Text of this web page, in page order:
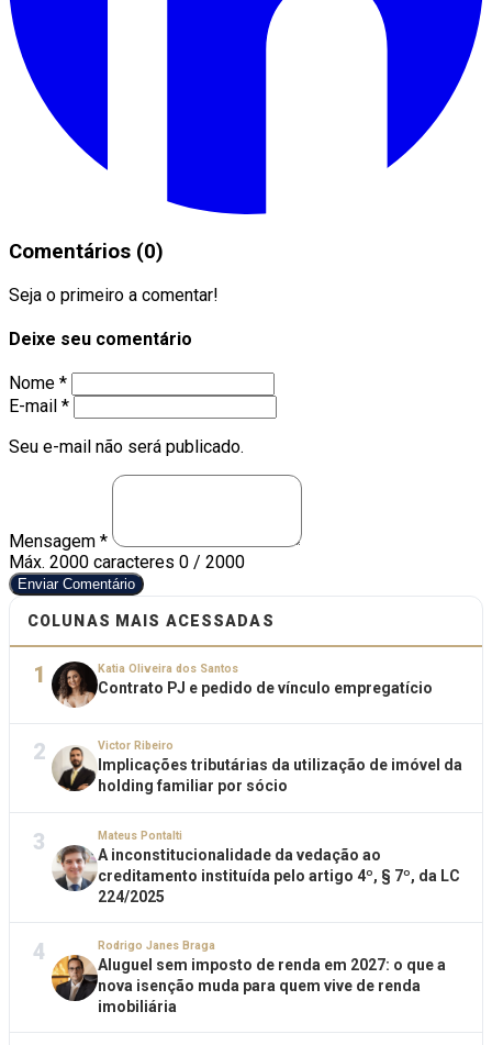
Comentários (0)
Seja o primeiro a comentar!
Deixe seu comentário
Nome *
E-mail *
Seu e-mail não será publicado.
Mensagem *
Máx. 2000 caracteres 0 / 2000
Enviar Comentário
COLUNAS MAIS ACESSADAS
1 Katia Oliveira dos Santos
Contrato PJ e pedido de vínculo empregatício
2 Victor Ribeiro
Implicações tributárias da utilização de imóvel da
holding familiar por sócio
3 Mateus Pontalti
A inconstitucionalidade da vedação ao
creditamento instituída pelo artigo 4º, § 7º, da LC
224/2025
4 Rodrigo Janes Braga
Aluguel sem imposto de renda em 2027: o que a
nova isenção muda para quem vive de renda
imobiliária